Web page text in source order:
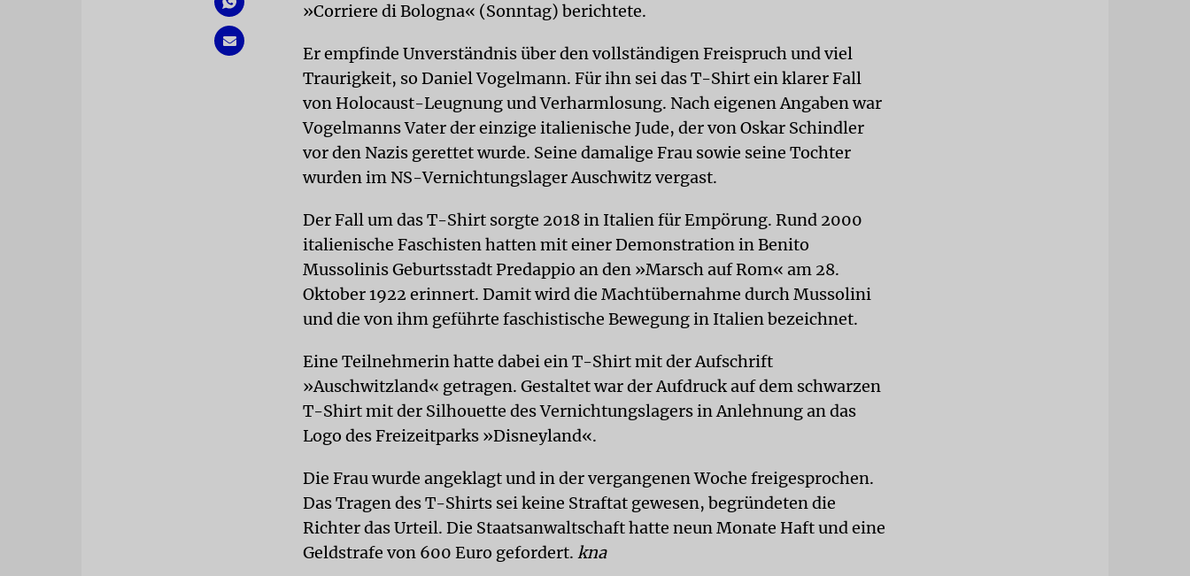
»Corriere di Bologna« (Sonntag) berichtete.
Er empfinde Unverständnis über den vollständigen Freispruch und viel
Traurigkeit, so Daniel Vogelmann. Für ihn sei das T-Shirt ein klarer Fall
von Holocaust-Leugnung und Verharmlosung. Nach eigenen Angaben war
Vogelmanns Vater der einzige italienische Jude, der von Oskar Schindler
vor den Nazis gerettet wurde. Seine damalige Frau sowie seine Tochter
wurden im NS-Vernichtungslager Auschwitz vergast.
Der Fall um das T-Shirt sorgte 2018 in Italien für Empörung. Rund 2000
italienische Faschisten hatten mit einer Demonstration in Benito
Mussolinis Geburtsstadt Predappio an den »Marsch auf Rom« am 28.
Oktober 1922 erinnert. Damit wird die Machtübernahme durch Mussolini
und die von ihm geführte faschistische Bewegung in Italien bezeichnet.
Eine Teilnehmerin hatte dabei ein T-Shirt mit der Aufschrift
»Auschwitzland« getragen. Gestaltet war der Aufdruck auf dem schwarzen
T-Shirt mit der Silhouette des Vernichtungslagers in Anlehnung an das
Logo des Freizeitparks »Disneyland«.
Die Frau wurde angeklagt und in der vergangenen Woche freigesprochen.
Das Tragen des T-Shirts sei keine Straftat gewesen, begründeten die
Richter das Urteil. Die Staatsanwaltschaft hatte neun Monate Haft und eine
Geldstrafe von 600 Euro gefordert. kna